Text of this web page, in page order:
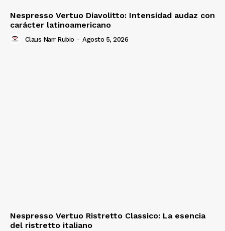
Nespresso Vertuo Diavolitto: Intensidad audaz con
carácter latinoamericano
Claus Narr Rubio - Agosto 5, 2026
Nespresso Vertuo Ristretto Classico: La esencia
del ristretto italiano